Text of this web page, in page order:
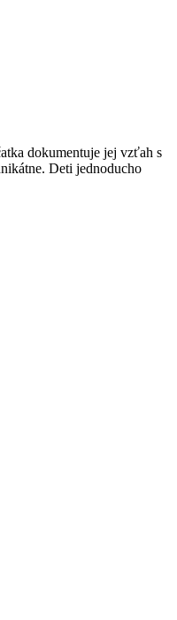
dokumentuje jej vzťah s
Deti jednoducho